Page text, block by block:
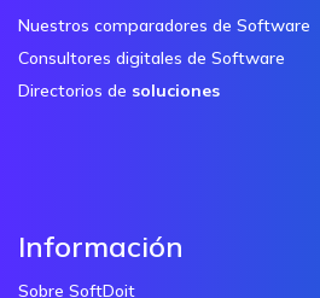
Nuestros comparadores de Software
Consultores digitales de Software
Directorios de soluciones
Información
Sobre SoftDoit